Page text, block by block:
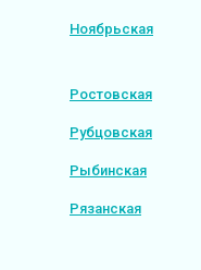
Ноябрьская
Ростовская
Рубцовская
Рыбинская
Рязанская